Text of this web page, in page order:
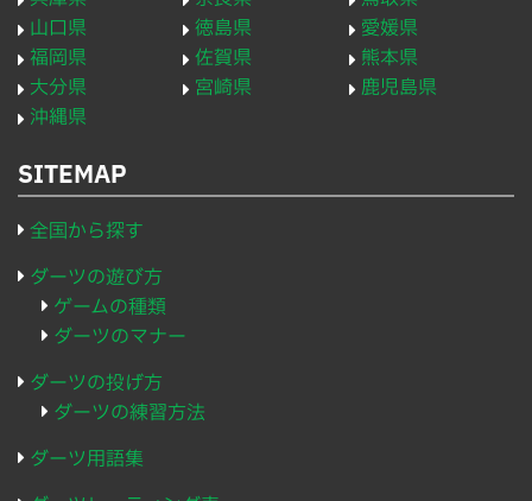
山口県
徳島県
愛媛県
福岡県
佐賀県
熊本県
大分県
宮崎県
鹿児島県
沖縄県
SITEMAP
全国から探す
ダーツの遊び方
ゲームの種類
ダーツのマナー
ダーツの投げ方
ダーツの練習方法
ダーツ用語集